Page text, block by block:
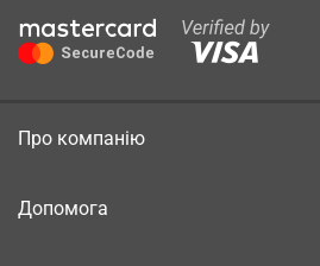
Про компанію
Допомога